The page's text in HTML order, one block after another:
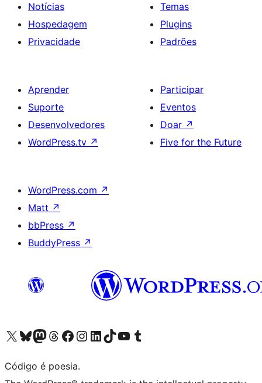
Notícias
Hospedagem
Privacidade
Temas
Plugins
Padrões
Aprender
Suporte
Desenvolvedores
WordPress.tv ↗
Participar
Eventos
Doar ↗
Five for the Future
WordPress.com ↗
Matt ↗
bbPress ↗
BuddyPress ↗
Acessar nossa conta do X (antigo Twitter)
Acessar nossa conta do Bluesky
Acessar nossa conta do Mastodon
Acessar nossa conta do Threads
Acessar nossa página do Facebook
Acessar nossa conta do Instagram
Acessar nossa conta do LinkedIn
Acessar nossa conta do TikTok
Acessar nosso canal do YouTube
Acessar nossa conta no Tumblr
Código é poesia.